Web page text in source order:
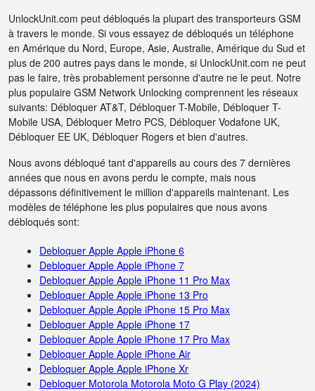
UnlockUnit.com peut débloqués la plupart des transporteurs GSM
à travers le monde. Si vous essayez de débloqués un téléphone
en Amérique du Nord, Europe, Asie, Australie, Amérique du Sud et
plus de 200 autres pays dans le monde, si UnlockUnit.com ne peut
pas le faire, très probablement personne d'autre ne le peut. Notre
plus populaire GSM Network Unlocking comprennent les réseaux
suivants: Débloquer AT&T, Débloquer T-Mobile, Débloquer T-
Mobile USA, Débloquer Metro PCS, Débloquer Vodafone UK,
Débloquer EE UK, Débloquer Rogers et bien d'autres.
Nous avons débloqué tant d'appareils au cours des 7 dernières
années que nous en avons perdu le compte, mais nous
dépassons définitivement le million d'appareils maintenant. Les
modèles de téléphone les plus populaires que nous avons
débloqués sont:
Debloquer Apple Apple iPhone 6
Debloquer Apple Apple iPhone 7
Debloquer Apple Apple iPhone 11 Pro Max
Debloquer Apple Apple iPhone 13 Pro
Debloquer Apple Apple iPhone 15 Pro Max
Debloquer Apple Apple iPhone 17
Debloquer Apple Apple iPhone 17 Pro Max
Debloquer Apple Apple iPhone Air
Debloquer Apple Apple iPhone Xr
Debloquer Motorola Motorola Moto G Play (2024)